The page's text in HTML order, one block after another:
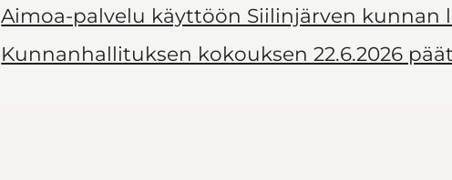
Aimoa-palvelu käyttöön Siilinjärven
Kunnanhallituksen kokouksen 22.6.2026